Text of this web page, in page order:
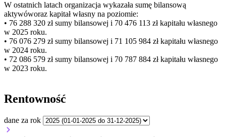
W ostatnich latach organizacja wykazała sumę bilansową
aktywóworaz kapitał własny na poziomie:
• 76 288 320 złsumy bilansowej i 70 476 113 zł kapitału własnego
w 2025 roku.
• 76 076 279 złsumy bilansowej i 71 105 984 zł kapitału własnego
w 2024 roku.
• 72 086 579 złsumy bilansowej i 70 787 884 zł kapitału własnego
w 2023 roku.
Rentowność
dane za rok